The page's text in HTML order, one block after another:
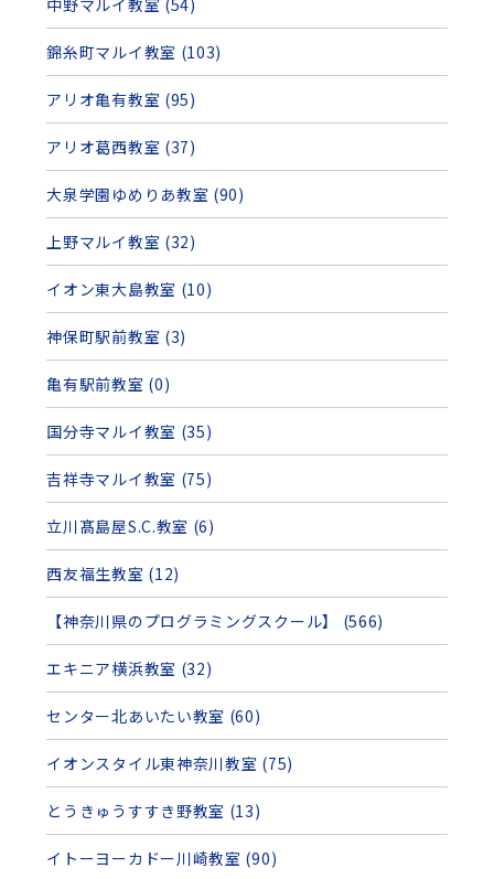
錦糸町マルイ教室 (103)
アリオ亀有教室 (95)
アリオ葛西教室 (37)
大泉学園ゆめりあ教室 (90)
上野マルイ教室 (32)
イオン東大島教室 (10)
神保町駅前教室 (3)
亀有駅前教室 (0)
国分寺マルイ教室 (35)
吉祥寺マルイ教室 (75)
立川髙島屋S.C.教室 (6)
西友福生教室 (12)
【神奈川県のプログラミングスクール】 (566)
エキニア横浜教室 (32)
センター北あいたい教室 (60)
イオンスタイル東神奈川教室 (75)
とうきゅうすすき野教室 (13)
イトーヨーカドー川崎教室 (90)